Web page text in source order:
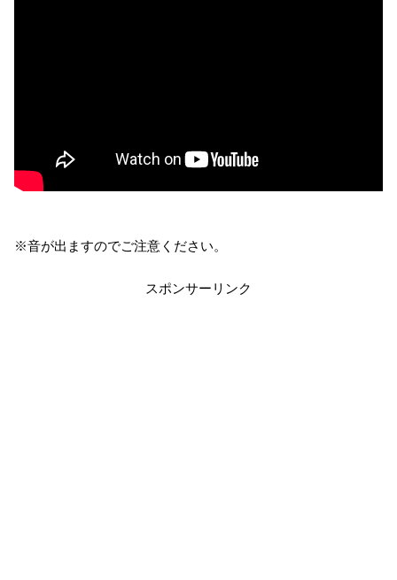
※音が出ますのでご注意ください。
スポンサーリンク